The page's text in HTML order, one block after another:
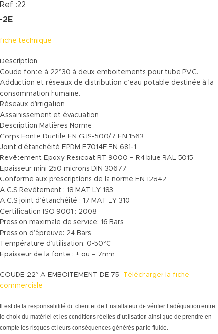
Ref :22
-2E
fiche technique
Description
Coude fonte à 22°30 à deux emboitements pour tube PVC.
Adduction et réseaux de distribution d’eau potable destinée à la
consommation humaine.
Réseaux d’irrigation
Assainissement et évacuation
Description Matières Norme
Corps Fonte Ductile EN GJS-500/7 EN 1563
Joint d’étanchéité EPDM E7014F EN 681-1
Revêtement Epoxy Resicoat RT 9000 – R4 blue RAL 5015
Epaisseur mini 250 microns DIN 30677
Conforme aux prescriptions de la norme EN 12842
A.C.S Revêtement : 18 MAT LY 183
A.C.S joint d’étanchéité : 17 MAT LY 310
Certification ISO 9001 : 2008
Pression maximale de service: 16 Bars
Pression d’épreuve: 24 Bars
Température d’utilisation: 0-50°C
Epaisseur de la fonte : + ou – 7mm
COUDE 22° A EMBOITEMENT DE 75 Télécharger la fiche
commerciale
Il est de la responsabilité du client et de l’installateur de vérifier l’adéquation entre
le choix du matériel et les conditions réelles d’utilisation ainsi que de prendre en
compte les risques et leurs conséquences générés par le fluide.